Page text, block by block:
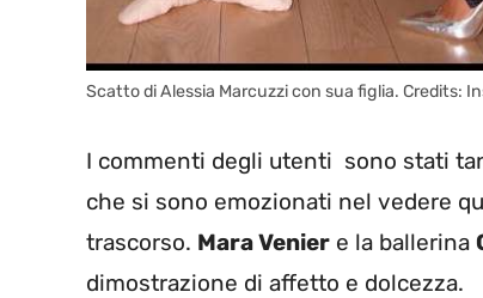
Scatto di Alessia Marcuzzi con sua figlia. Credits:
I commenti degli utenti sono stati
che si sono emozionati nel vedere
trascorso. Mara Venier e la ballerina
dimostrazione di affetto e dolcezza.